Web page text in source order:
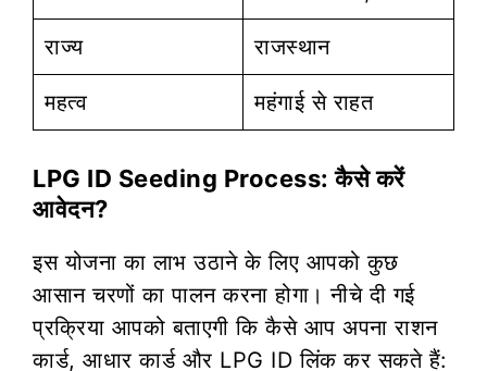
राज्य राजस्थान
महत्व महंगाई से राहत
LPG ID Seeding Process: कैसे करें
आवेदन?
इस योजना का लाभ उठाने के लिए आपको कुछ
आसान चरणों का पालन करना होगा। नीचे दी गई
प्रक्रिया आपको बताएगी कि कैसे आप अपना राशन
कार्ड, आधार कार्ड और LPG ID लिंक कर सकते हैं: